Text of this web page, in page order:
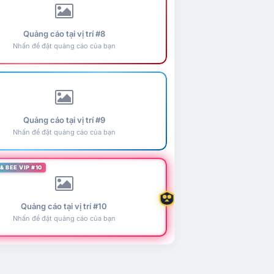
Quảng cáo tại vị trí #8
Nhấn để đặt quảng cáo của bạn
Quảng cáo tại vị trí #9
Nhấn để đặt quảng cáo của bạn
BEE VIP #10
Quảng cáo tại vị trí #10
Nhấn để đặt quảng cáo của bạn